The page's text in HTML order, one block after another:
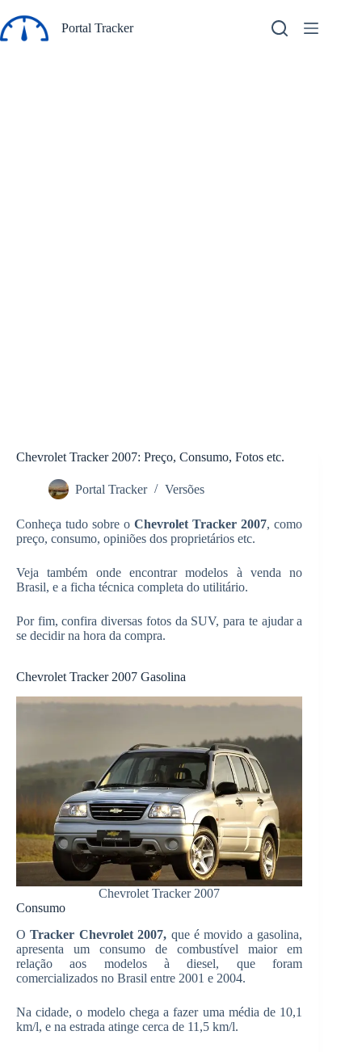
para
o
Portal Tracker
Chevrolet Tracker 2007: Preço, Consumo, Fotos etc.
Portal Tracker Versões
Conheça tudo sobre oChevrolet Tracker 2007, como
preço, consumo, opiniões dos proprietários etc.
Veja também onde encontrar modelos à venda no
Brasil, e a ficha técnica completa do utilitário.
Por fim, confira diversas fotos da SUV, para te ajudar a
se decidir na hora da compra.
Chevrolet Tracker 2007 Gasolina
Chevrolet Tracker 2007
Consumo
OTracker Chevrolet 2007, que é movido a gasolina,
apresenta um consumo de combustível maior em
relação aos modelos à diesel, que foram
comercializados no Brasil entre 2001 e 2004.
Na cidade, o modelo chega a fazer uma média de 10,1
km/l, e na estrada atinge cerca de 11,5 km/l.